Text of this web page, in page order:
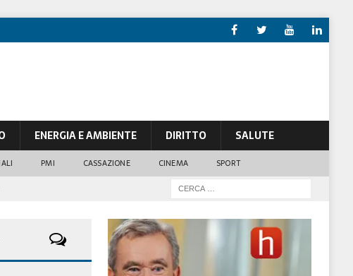
ENERGIA E AMBIENTE DIRITTO SALUTE
PMI CASSAZIONE CINEMA SPORT